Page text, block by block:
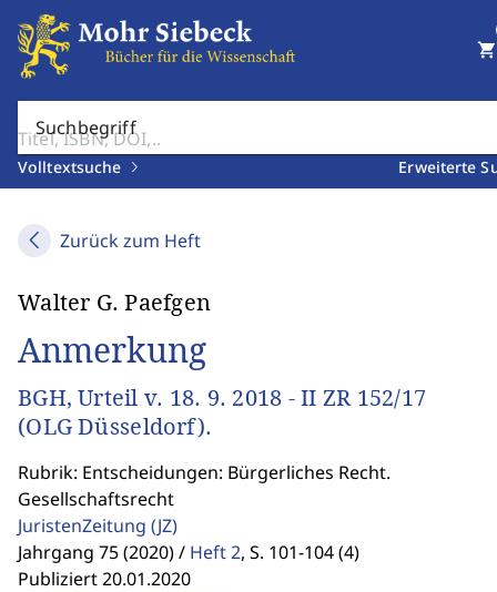
Suchbegriff
Volltextsuche Erweiterte
shopping_cart
Zurück zum Heft
Walter G. Paefgen
Anmerkung
BGH, Urteil v. 18. 9. 2018 - II ZR 152/17
(OLG Düsseldorf).
Rubrik: Entscheidungen: Bürgerliches Recht.
Gesellschaftsrecht
JuristenZeitung (JZ)
Jahrgang 75 (2020) / Heft 2, S. 101-104 (4)
Publiziert 20.01.2020